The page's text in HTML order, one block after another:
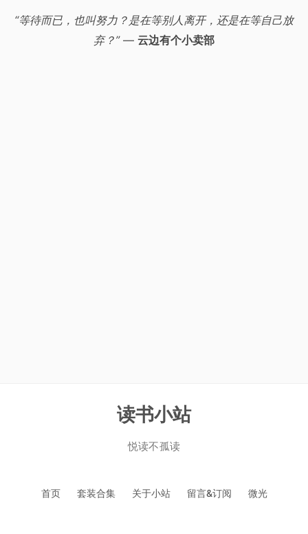
“等待而已，也叫努力？是在等别人离开，还是在等自己放
弃？”— 云边有个小卖部
读书小站
悦读不孤读
首页 套装合集 关于小站 留言&订阅 微光